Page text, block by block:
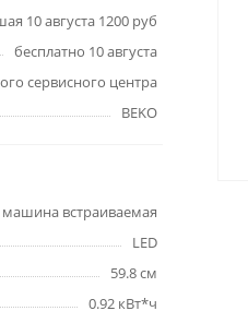
10 августа 1200 руб
бесплатно 10 августа
сервисного центра
BEKO
встраиваемая
LED
59.8 см
0.92 кВт*ч